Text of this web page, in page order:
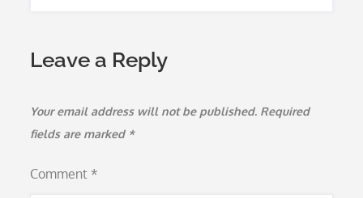
Leave a Reply
Your email address will not be published. Required
fields are marked *
Comment *